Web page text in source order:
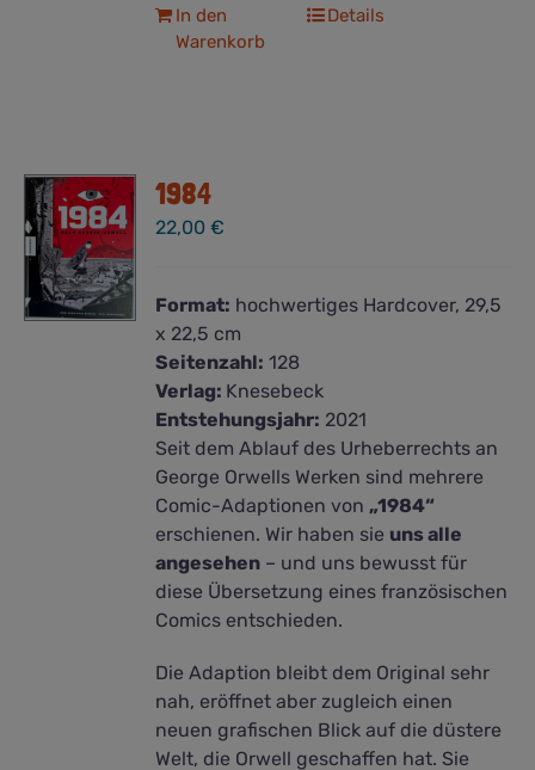
In den
Warenkorb
Details
1984
22,00€
Format: hochwertiges Hardcover, 29,5
x 22,5 cm
Seitenzahl: 128
Verlag: Knesebeck
Entstehungsjahr: 2021
Seit dem Ablauf des Urheberrechts an
George Orwells Werken sind mehrere
Comic-Adaptionen von„1984“
erschienen. Wir haben sie uns alle
angesehen – und uns bewusst für
diese Übersetzung eines französischen
Comics entschieden.
Die Adaption bleibt dem Original sehr
nah, eröffnet aber zugleich einen
neuen grafischen Blick auf die düstere
Welt, die Orwell geschaffen hat. Sie